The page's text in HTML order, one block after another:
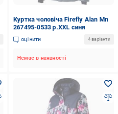
Куртка чоловіча Firefly Alan Mn
267495-0533 р.XXL синя
оцінити 4 варіанти
Немає в наявності